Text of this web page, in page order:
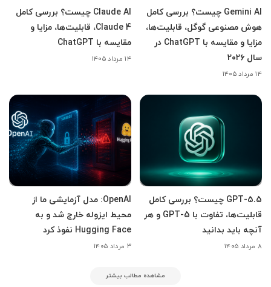
Gemini AI چیست؟ بررسی کامل
هوش مصنوعی گوگل، قابلیت‌ها،
مزایا و مقایسه با ChatGPT در
سال ۲۰۲۶
۱۴ مرداد ۱۴۰۵
Claude AI چیست؟ بررسی کامل
Claude 4، قابلیت‌ها، مزایا و
مقایسه با ChatGPT
۱۴ مرداد ۱۴۰۵
GPT-5.5 چیست؟ بررسی کامل
قابلیت‌ها، تفاوت با GPT-5 و هر
آنچه باید بدانید
۸ مرداد ۱۴۰۵
OpenAI: مدل آزمایشی ما از
محیط ایزوله خارج شد و به
Hugging Face نفوذ کرد
۳ مرداد ۱۴۰۵
مشاهده مطالب بیشتر